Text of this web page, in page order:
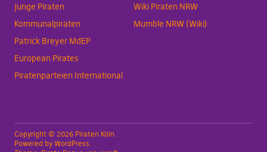
Junge Piraten
Kommunalpiraten
Patrick Breyer MdEP
European Pirates
Piratenparteien International
Wiki Piraten NRW
Mumble NRW (Wiki)
Copyright © 2026 Piraten Köln
Powered by WordPress